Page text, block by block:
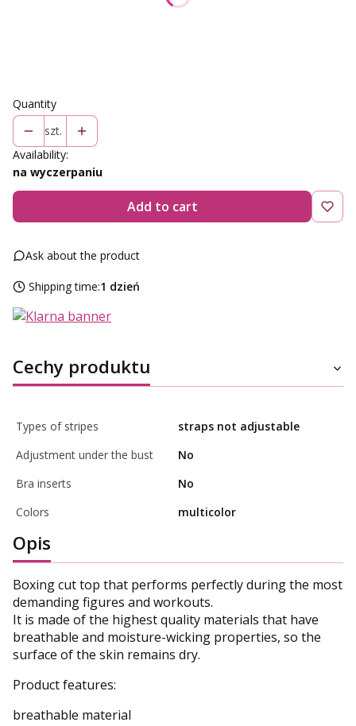
Quantity
szt.
Availability:
na wyczerpaniu
Add to cart
Ask about the product
Shipping time:1 dzień
Cechy produktu
Types of stripes
straps not adjustable
Adjustment under the bust
No
Bra inserts
No
Colors
multicolor
Opis
Boxing cut top that performs perfectly during the most
demanding figures and workouts.
It is made of the highest quality materials that have
breathable and moisture-wicking properties, so the
surface of the skin remains dry.
Product features:
breathable material